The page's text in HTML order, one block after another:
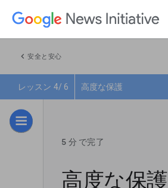
chevron_left 安全と安心
レッスン 4/ 6 高度な保護
5 分 で完了
高度な保護